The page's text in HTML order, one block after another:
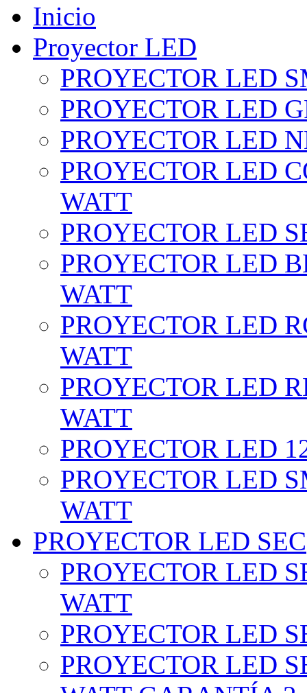
Inicio
Proyector LED
PROYECTOR LED
PROYECTOR LED
PROYECTOR LED
PROYECTOR LED
WATT
PROYECTOR LED
PROYECTOR LED
WATT
PROYECTOR LED
WATT
PROYECTOR LED
WATT
PROYECTOR LED
PROYECTOR LED
WATT
PROYECTOR LED SEC
PROYECTOR LED
WATT
PROYECTOR LED
PROYECTOR LED